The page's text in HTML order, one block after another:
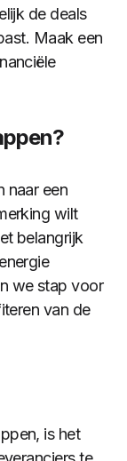
de deals
Maak een
naar een
wilt
belangrijk
we stap voor
van de
is het